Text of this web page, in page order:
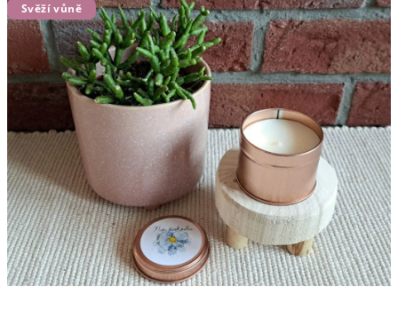
produktu
je
0,0
z
5
hvězdiček.
Svěží vůně